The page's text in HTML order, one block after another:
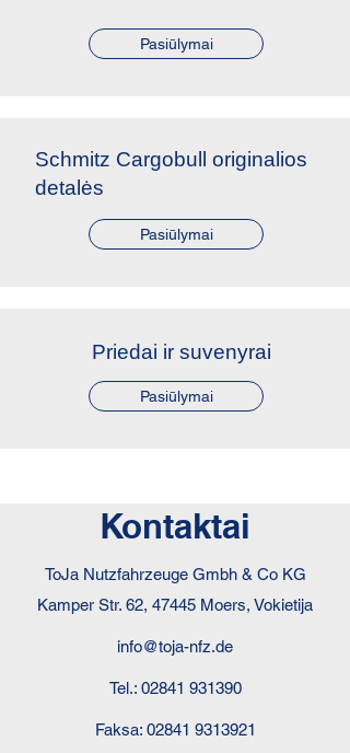
Pasiūlymai
Schmitz Cargobull originalios
detalės
Pasiūlymai
Priedai ir suvenyrai
Pasiūlymai
Kontaktai
ToJa Nutzfahrzeuge Gmbh & Co KG
Kamper Str. 62, 47445 Moers, Vokietija
info@toja-nfz.de
Tel.: 02841 931390
Faksa: 02841 9313921